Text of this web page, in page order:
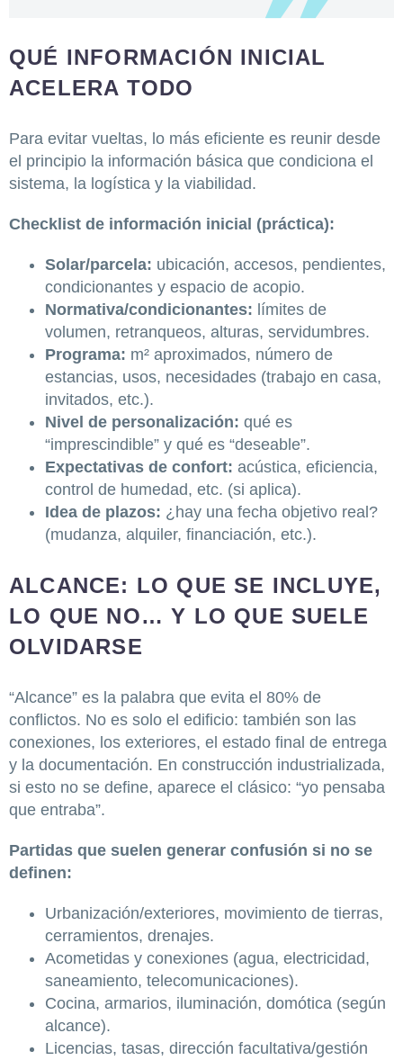
QUÉ INFORMACIÓN INICIAL
ACELERA TODO
Para evitar vueltas, lo más eficiente es reunir desde
el principio la información básica que condiciona el
sistema, la logística y la viabilidad.
Checklist de información inicial (práctica):
Solar/parcela: ubicación, accesos, pendientes,
condicionantes y espacio de acopio.
Normativa/condicionantes: límites de
volumen, retranqueos, alturas, servidumbres.
Programa: m² aproximados, número de
estancias, usos, necesidades (trabajo en casa,
invitados, etc.).
Nivel de personalización: qué es
“imprescindible” y qué es “deseable”.
Expectativas de confort: acústica, eficiencia,
control de humedad, etc. (si aplica).
Idea de plazos: ¿hay una fecha objetivo real?
(mudanza, alquiler, financiación, etc.).
ALCANCE: LO QUE SE INCLUYE,
LO QUE NO… Y LO QUE SUELE
OLVIDARSE
“Alcance” es la palabra que evita el 80% de
conflictos. No es solo el edificio: también son las
conexiones, los exteriores, el estado final de entrega
y la documentación. En construcción industrializada,
si esto no se define, aparece el clásico: “yo pensaba
que entraba”.
Partidas que suelen generar confusión si no se
definen:
Urbanización/exteriores, movimiento de tierras,
cerramientos, drenajes.
Acometidas y conexiones (agua, electricidad,
saneamiento, telecomunicaciones).
Cocina, armarios, iluminación, domótica (según
alcance).
Licencias, tasas, dirección facultativa/gestión